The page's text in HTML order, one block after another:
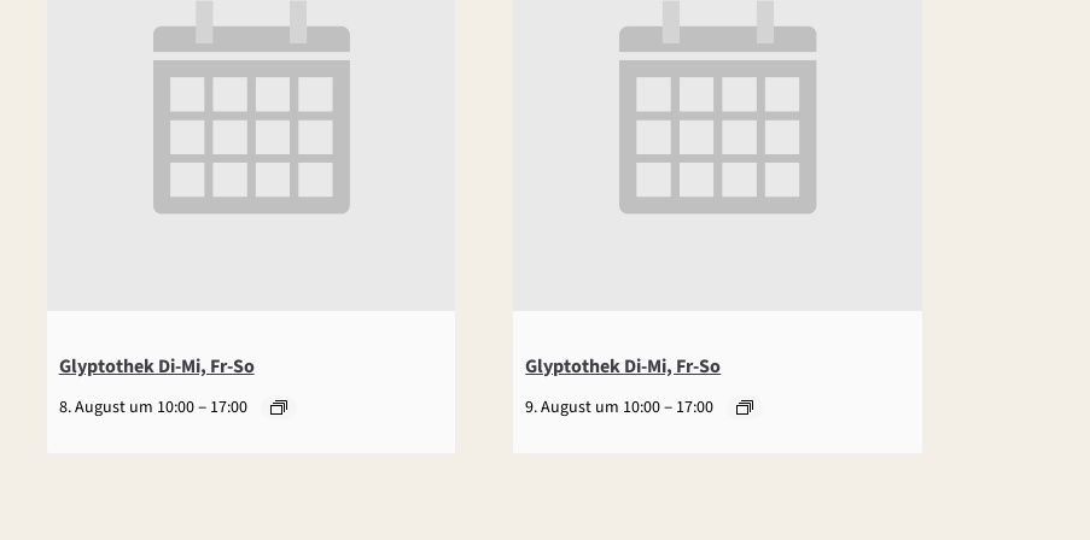
Glyptothek Di-Mi, Fr-So
8. August um 10:00– 17:00
Glyptothek Di-Mi, Fr-So
9. August um 10:00– 17:00